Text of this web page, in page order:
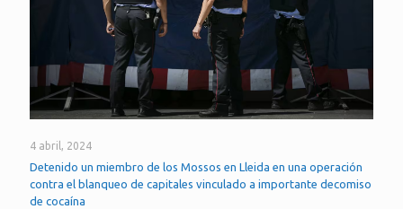
4 abril, 2024
Detenido un miembro de los Mossos en Lleida en una operación
contra el blanqueo de capitales vinculado a importante decomiso
de cocaína